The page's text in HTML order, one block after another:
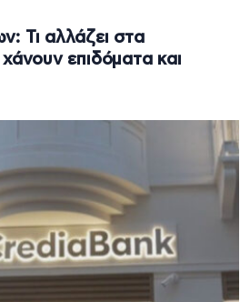
Τι αλλάζει στα
επιδόματα και